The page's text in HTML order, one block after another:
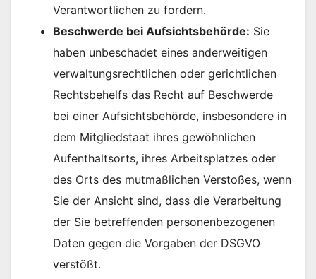
Verantwortlichen zu fordern.
Beschwerde bei Aufsichtsbehörde: Sie
haben unbeschadet eines anderweitigen
verwaltungsrechtlichen oder gerichtlichen
Rechtsbehelfs das Recht auf Beschwerde
bei einer Aufsichtsbehörde, insbesondere in
dem Mitgliedstaat ihres gewöhnlichen
Aufenthaltsorts, ihres Arbeitsplatzes oder
des Orts des mutmaßlichen Verstoßes, wenn
Sie der Ansicht sind, dass die Verarbeitung
der Sie betreffenden personenbezogenen
Daten gegen die Vorgaben der DSGVO
verstößt.